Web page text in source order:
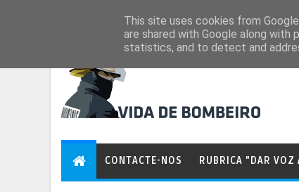
CONTACTE-NOS RUBRICA "DAR VOZ
This site uses cookies from
are shared with Google along
statistics, and to detect and